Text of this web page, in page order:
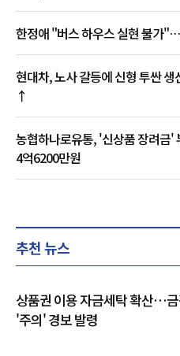
한정애 "버스 하우스 실현 불가
현대차, 노사 갈등에 신형 투싼
↑
농협하나로유통, '신상품 장려금
4억6200만원
추천 뉴스
상품권 이용 자금세탁 확산…
'주의' 경보 발령